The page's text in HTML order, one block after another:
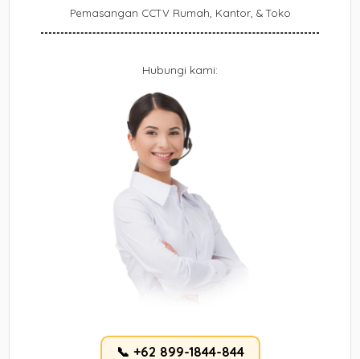
Pemasangan CCTV Rumah, Kantor, & Toko
Hubungi kami:
📞 +62 899-1844-844